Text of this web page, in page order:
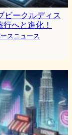
ビークルディス
へと進化！
スニュース